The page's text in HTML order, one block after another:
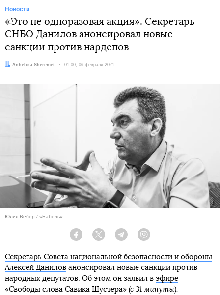
Новости
«Это не одноразовая акция». Секретарь
СНБО Данилов анонсировал новые
санкции против нардепов
Автор:
Anhelina Sheremet Дата:
01:00, 06 февраля 2021
Юлия Вебер / «Бабель»
Facebook Twitter Telegram
Секретарь Совета национальной безопасности и обороны
Алексей Данилов анонсировал новые санкции против
народных депутатов. Об этом он заявил в эфире
«Свободы слова Савика Шустера» (с 31 минуты).